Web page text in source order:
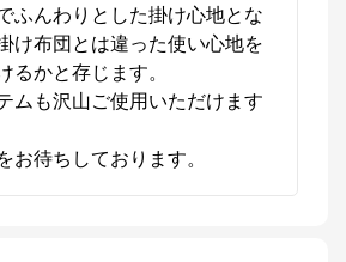
ふんわりとした掛け心地とな
け布団とは違った使い心地を
るかと存じます。
ムも沢山ご使用いただけます
お待ちしております。